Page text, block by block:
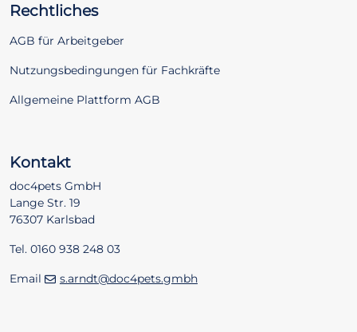
Rechtliches
AGB für Arbeitgeber
Nutzungsbedingungen für Fachkräfte
Allgemeine Plattform AGB
Kontakt
doc4pets GmbH
Lange Str. 19
76307 Karlsbad
Tel. 0160 938 248 03
Email s.arndt@doc4pets.gmbh